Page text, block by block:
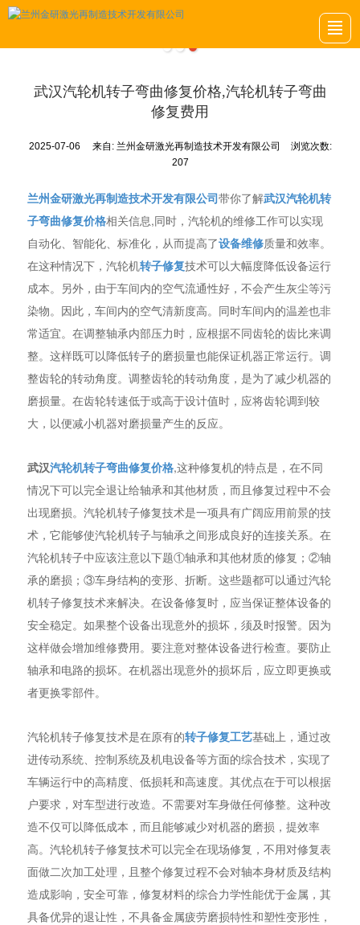
武汉汽轮机转子弯曲修复价格,汽轮机转子弯曲
修复费用
2025-07-06 来自: 兰州金研激光再制造技术开发有限公司
浏览次数:
207
兰州金研激光再制造技术开发有限公司带你了解武汉汽轮机转
子弯曲修复价格相关信息,同时，汽轮机的维修工作可以实现
自动化、智能化、标准化，从而提高了设备维修质量和效率。
在这种情况下，汽轮机转子修复技术可以大幅度降低设备运行
成本。另外，由于车间内的空气流通性好，不会产生灰尘等污
染物。因此，车间内的空气清新度高。同时车间内的温差也非
常适宜。在调整轴承内部压力时，应根据不同齿轮的齿比来调
整。这样既可以降低转子的磨损量也能保证机器正常运行。调
整齿轮的转动角度。调整齿轮的转动角度，是为了减少机器的
磨损量。在齿轮转速低于或高于设计值时，应将齿轮调到较
大，以便减小机器对磨损量产生的反应。
武汉汽轮机转子弯曲修复价格,这种修复机的特点是，在不同
情况下可以完全退让给轴承和其他材质，而且修复过程中不会
出现磨损。汽轮机转子修复技术是一项具有广阔应用前景的技
术，它能够使汽轮机转子与轴承之间形成良好的连接关系。在
汽轮机转子中应该注意以下题①轴承和其他材质的修复；②轴
承的磨损；③车身结构的变形、折断。这些题都可以通过汽轮
机转子修复技术来解决。在设备修复时，应当保证整体设备的
安全稳定。如果整个设备出现意外的损坏，须及时报警。因为
这样做会增加维修费用。要注意对整体设备进行检查。要防止
轴承和电路的损坏。在机器出现意外的损坏后，应立即更换或
者更换零部件。
汽轮机转子修复技术是在原有的转子修复工艺基础上，通过改
进传动系统、控制系统及机电设备等方面的综合技术，实现了
车辆运行中的高精度、低损耗和高速度。其优点在于可以根据
户要求，对车型进行改造。不需要对车身做任何修整。这种改
造不仅可以降低成本，而且能够减少对机器的磨损，提效率
高。汽轮机转子修复技术可以完全在现场修复，不用对修复表
面做二次加工处理，且整个修复过程不会对轴本身材质及结构
造成影响，安全可靠，修复材料的综合力学性能优于金属，其
具备优异的退让性，不具备金属疲劳磨损特性和塑性变形性，